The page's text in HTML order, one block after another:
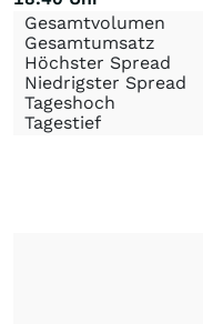
Gesamtvolumen
Gesamtumsatz
Höchster Spread
Niedrigster Spread
Tageshoch
Tagestief